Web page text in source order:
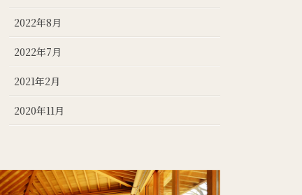
2022年8月
2022年7月
2021年2月
2020年11月